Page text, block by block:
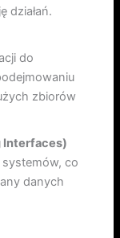
działań.
do
zbiorów
Interfaces)
co
danych